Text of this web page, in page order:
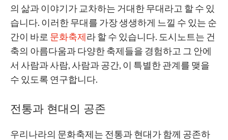
의 삶과 이야기가 교차하는 거대한 무대라고 할 수 있
습니다. 이러한 무대를 가장 생생하게 느낄 수 있는 순
간이 바로 문화축제라 할 수 있습니다. 도시노트는 건
축의 아름다움과 다양한 축제들을 경험하고 그 안에
서 사람과 사람, 사람과 공간, 이 특별한 관계를 맺을
수 있도록 연구합니다.
전통과 현대의 공존
우리나라의 문화축제는 전통과 현대가 함께 공존하